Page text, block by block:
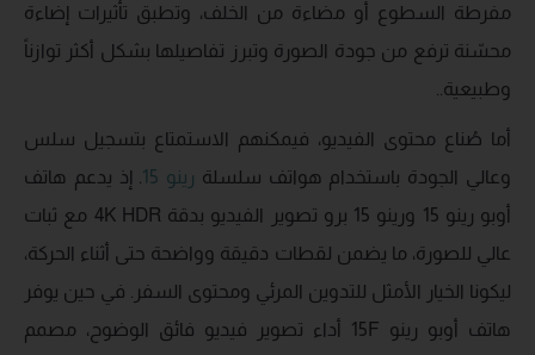
مفرطة السطوع أو مضاءة من الخلف، وتطبق تأثيرات إضاءة
محسّنة ترفع من جودة الصورة وتبرز تفاصيلها بشكل أكثر توازناً
وطبيعية..
أما صُناع محتوى الفيديو، فيمكنهم الاستمتاع بتسجيل سلس
وعالي الجودة باستخدام هواتف سلسلة رينو 15
. إذ يدعم هاتف
أوبو رينو 15 ورينو 15 برو تصوير الفيديو بدقة 4K HDR مع ثبات
عالي للصورة، ما يضمن لقطات دقيقة وواضحة حتى أثناء الحركة،
ليكونا الخيار الأمثل للتدوين المرئي ومحتوى السفر. في حين يوفر
هاتف أوبو رينو 15F أداء تصوير فيديو فائق الوضوح، مصمم